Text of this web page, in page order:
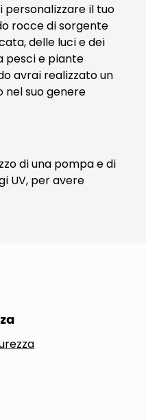
il tuo
rocce di sorgente
delle luci e dei
pesci e piante
avrai realizzato un
suo genere
di una pompa e di
UV, per avere